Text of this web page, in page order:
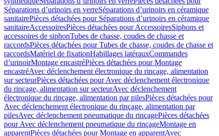
Séparations d’urinoirs en verreSéparations d’urinoirs en céramique
sanitairePièces détachées pour Séparations d’urinoirs en céramique
sanitaireAccessoiresPièces détachées pour AccessoiresSiphons et
accessoires de siphonTubes de chasse, coudes de chasse et
raccordsPièces détachées pour Tubes de chasse, coudes de chasse et
raccordsMatériel de fixationHabillages latérauxCommandes
dʼurinoirMontage encastréPièces détachées pour Montage
encastréAvec déclenchement électronique du rinçage, alimentation
sur secteurPièces détachées pour Avec déclenchement électronique
du rinçage, alimentation sur secteurAvec déclenchement
électronique du rinçage, alimentation par pilesPièces détachées pour
Avec déclenchement électronique du rinçage, alimentation par
pilesAvec déclenchement pneumatique du rinçagePièces détachées
pour Avec déclenchement pneumatique du rinçageMontage en
apparentPièces détachées pour Montage en apparentAvec